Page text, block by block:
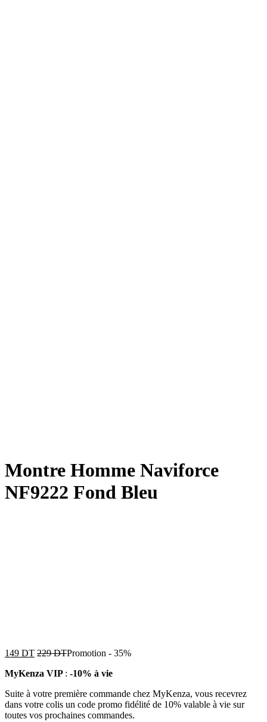
Montre Homme Naviforce
NF9222 Fond Bleu
149 DT 229DTPromotion - 35%
MyKenza VIP : -10% à vie
Suite à votre première commande chez MyKenza, vous recevrez
dans votre colis un code promo fidélité de 10% valable à vie sur
toutes vos prochaines commandes.